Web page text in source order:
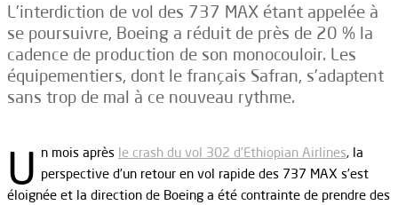
L’interdiction de vol des 737 MAX étant appelée à
se poursuivre, Boeing a réduit de près de 20 % la
cadence de production de son monocouloir. Les
équipementiers, dont le français Safran, s’adaptent
sans trop de mal à ce nouveau rythme.
U n mois après le crash du vol 302 d’Ethiopian Airlines, la
perspective d’un retour en vol rapide des 737 MAX s’est
éloignée et la direction de Boeing a été contrainte de prendre des